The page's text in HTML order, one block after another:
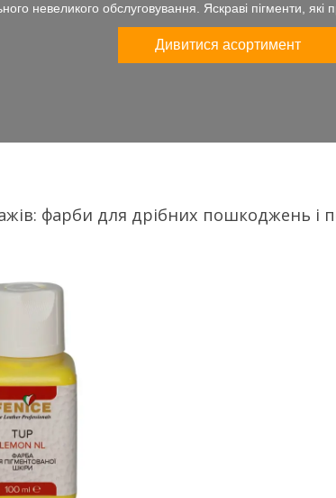
невеликого обслуговування. Яскраві пігменти, які
Дивитися асортимент
фарби для дрібних пошкоджень і